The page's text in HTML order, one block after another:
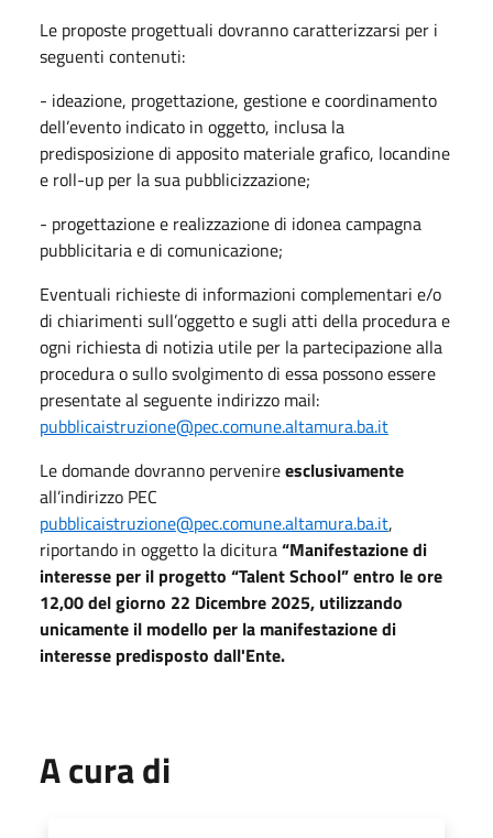
Le proposte progettuali dovranno caratterizzarsi per i
seguenti contenuti:
- ideazione, progettazione, gestione e coordinamento
dell’evento indicato in oggetto, inclusa la
predisposizione di apposito materiale grafico, locandine
e roll-up per la sua pubblicizzazione;
- progettazione e realizzazione di idonea campagna
pubblicitaria e di comunicazione;
Eventuali richieste di informazioni complementari e/o
di chiarimenti sull’oggetto e sugli atti della procedura e
ogni richiesta di notizia utile per la partecipazione alla
procedura o sullo svolgimento di essa possono essere
presentate al seguente indirizzo mail:
pubblicaistruzione@pec.comune.altamura.ba.it
Le domande dovranno pervenireesclusivamente
all’indirizzo PEC
pubblicaistruzione@pec.comune.altamura.ba.it,
riportando in oggetto la dicitura“Manifestazione di
interesse per il progetto “Talent School” entro le ore
12,00 del giorno 22 Dicembre 2025, utilizzando
unicamente il modello per la manifestazione di
interesse predisposto dall'Ente.
A cura di